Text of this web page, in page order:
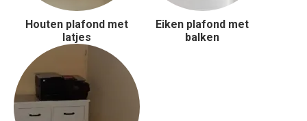
Houten plafond met
latjes
Eiken plafond met
balken